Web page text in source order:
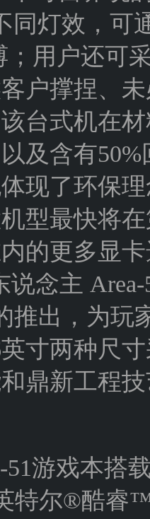
同灯效，可
用户还可
户撑捏、
台式机在
及含有
现了环保
型最快将
的更多显
说念主
推出，为
寸两种尺
鼎新工程
游戏本搭
特尔®酷睿